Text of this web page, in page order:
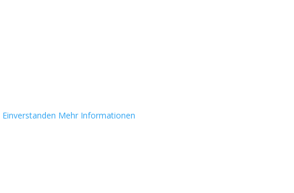
Einverstanden Mehr Informationen